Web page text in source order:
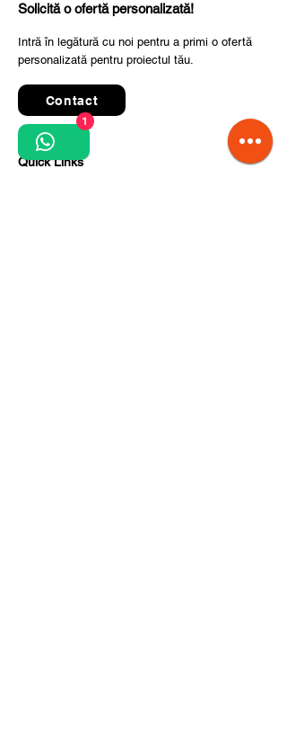
Solicită o ofertă personalizată!
Intră în legătură cu noi pentru a primi o ofertă
personalizată pentru proiectul tău.
Contact
Quick Links
1